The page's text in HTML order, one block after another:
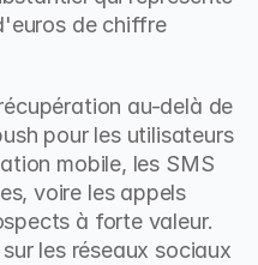
de chiffre
au-delà de
pour les utilisateurs
mobile, les SMS
voire les appels
à forte valeur.
les réseaux sociaux